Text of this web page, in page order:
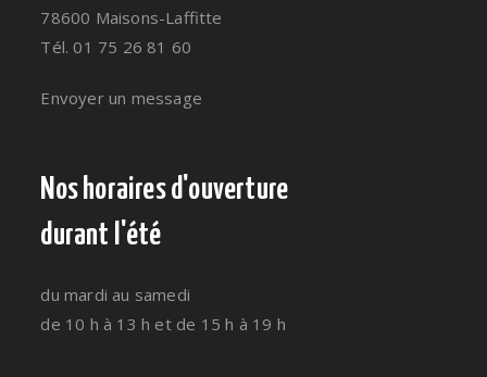
78600 Maisons-Laffitte
Tél. 01 75 26 81 60
Envoyer un message
Nos horaires d'ouverture
durant l'été
du mardi au samedi
de 10 h à 13 h et de 15 h à 19 h